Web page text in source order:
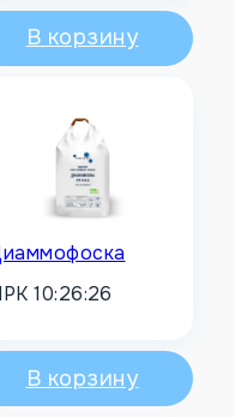
В корзину
10:26:26
В корзину